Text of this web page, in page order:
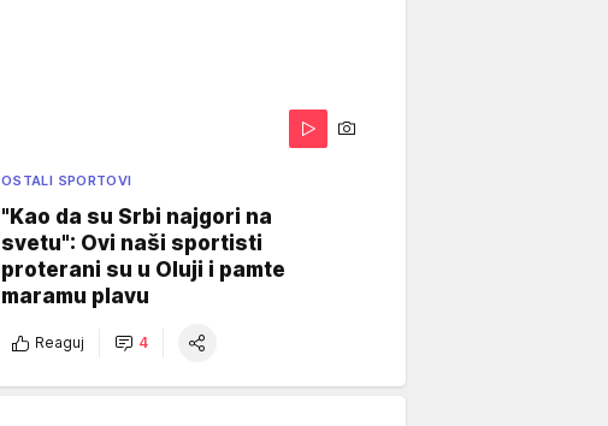
OSTALI SPORTOVI
"Kao da su Srbi najgori na
svetu": Ovi naši sportisti
proterani su u Oluji i pamte
maramu plavu
Reaguj 4